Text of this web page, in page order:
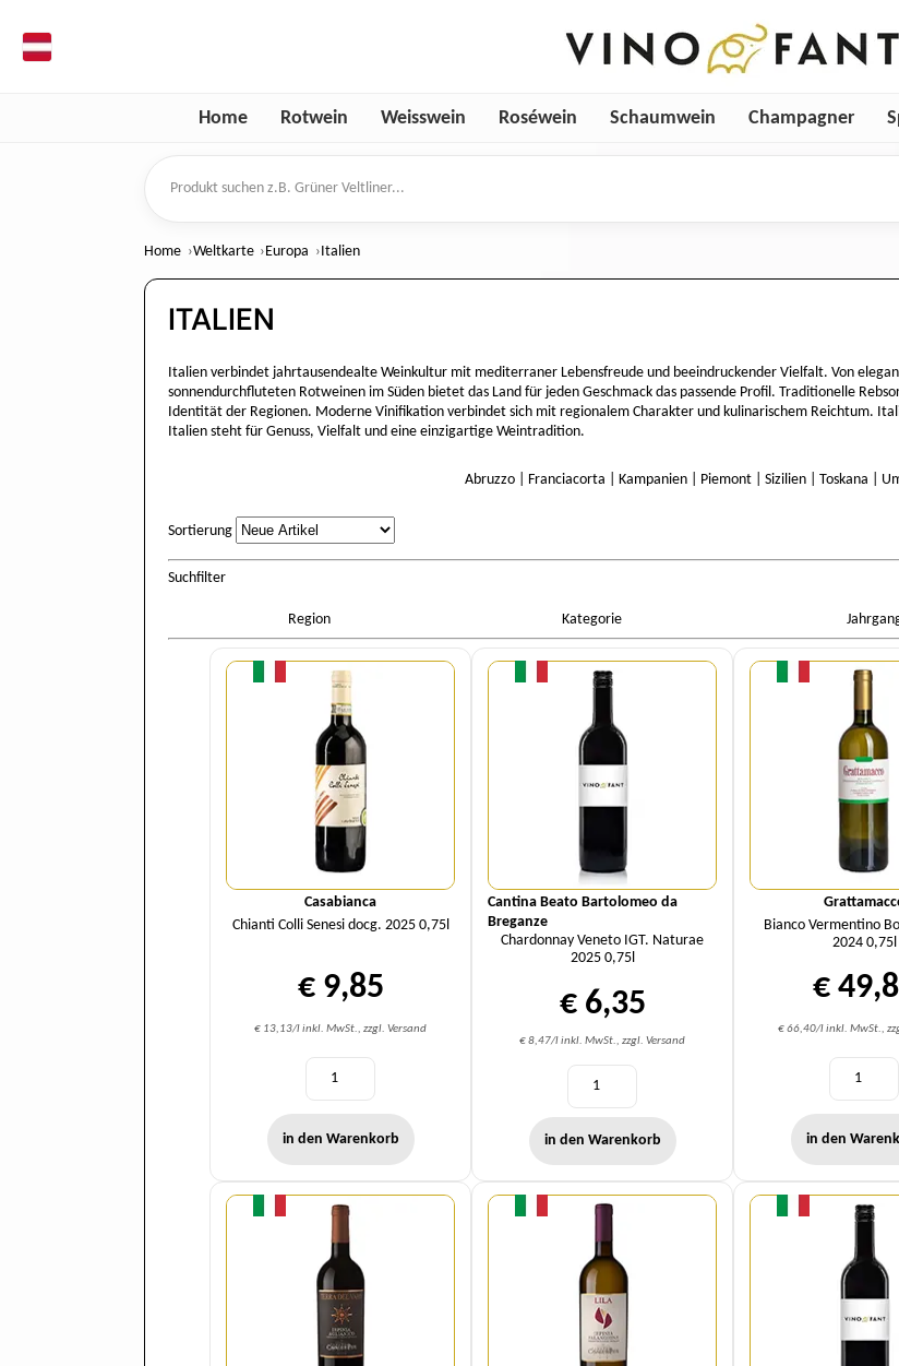
Home Rotwein Weisswein Roséwein Schaumwein Champagner
Produkt suchen
Home Weltkarte Europa Italien
ITALIEN
Italien verbindet jahrtausendealte Weinkultur mit mediterraner Lebensfreude und beeindruckender Vielfalt. Von
sonnendurchfluteten Rotweinen im Süden bietet das Land für jeden Geschmack das passende Profil. Traditionelle
Identität der Regionen. Moderne Vinifikation verbindet sich mit regionalem Charakter und kulinarischem Reichtum.
Italien steht für Genuss, Vielfalt und eine einzigartige Weintradition.
Abruzzo| Franciacorta Kampanien| Piemont| Sizilien| Toskana
Sortierung
Suchfilter
Region Kategorie
Casabianca
Chianti Colli Senesi docg. 2025 0,75l
€ 9,85
€ 13,13/l inkl. MwSt., zzgl. Versand
Menge
in den Warenkorb
Cantina Beato Bartolomeo da
Breganze
Chardonnay Veneto IGT. Naturae
2025 0,75l
€ 6,35
€ 8,47/l inkl. MwSt., zzgl. Versand
Menge
in den Warenkorb
Bianco Vermentino
2024 0,75l
€
€ 66,40/l inkl. MwSt.,
Menge
in den
Menge Menge Menge